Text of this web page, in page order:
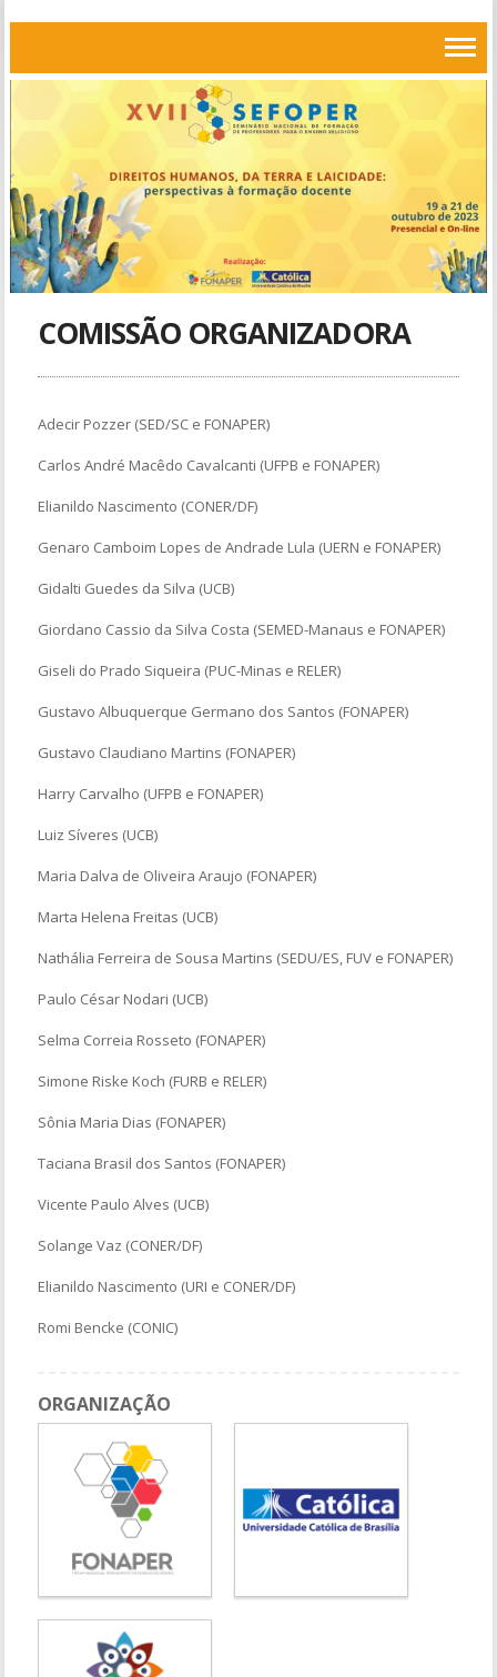
COMISSÃO ORGANIZADORA
Adecir Pozzer (SED/SC e FONAPER)
Carlos André Macêdo Cavalcanti (UFPB e FONAPER)
Elianildo Nascimento (CONER/DF)
Genaro Camboim Lopes de Andrade Lula (UERN e FONAPER)
Gidalti Guedes da Silva (UCB)
Giordano Cassio da Silva Costa (SEMED-Manaus e FONAPER)
Giseli do Prado Siqueira (PUC-Minas e RELER)
Gustavo Albuquerque Germano dos Santos (FONAPER)
Gustavo Claudiano Martins (FONAPER)
Harry Carvalho (UFPB e FONAPER)
Luiz Síveres (UCB)
Maria Dalva de Oliveira Araujo (FONAPER)
Marta Helena Freitas (UCB)
Nathália Ferreira de Sousa Martins (SEDU/ES, FUV e FONAPER)
Paulo César Nodari (UCB)
Selma Correia Rosseto (FONAPER)
Simone Riske Koch (FURB e RELER)
Sônia Maria Dias (FONAPER)
Taciana Brasil dos Santos (FONAPER)
Vicente Paulo Alves (UCB)
Solange Vaz (CONER/DF)
Elianildo Nascimento (URI e CONER/DF)
Romi Bencke (CONIC)
ORGANIZAÇÃO